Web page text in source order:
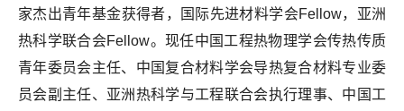
家杰出青年基金获得者，国际先进材料学会Fellow，亚洲
热科学联合会Fellow。现任中国工程热物理学会传热传质
青年委员会主任、中国复合材料学会导热复合材料专业委
员会副主任、亚洲热科学与工程联合会执行理事、中国工